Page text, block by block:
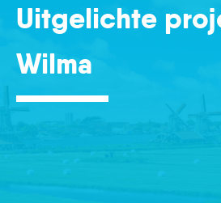
Uitgelichte
Wilma